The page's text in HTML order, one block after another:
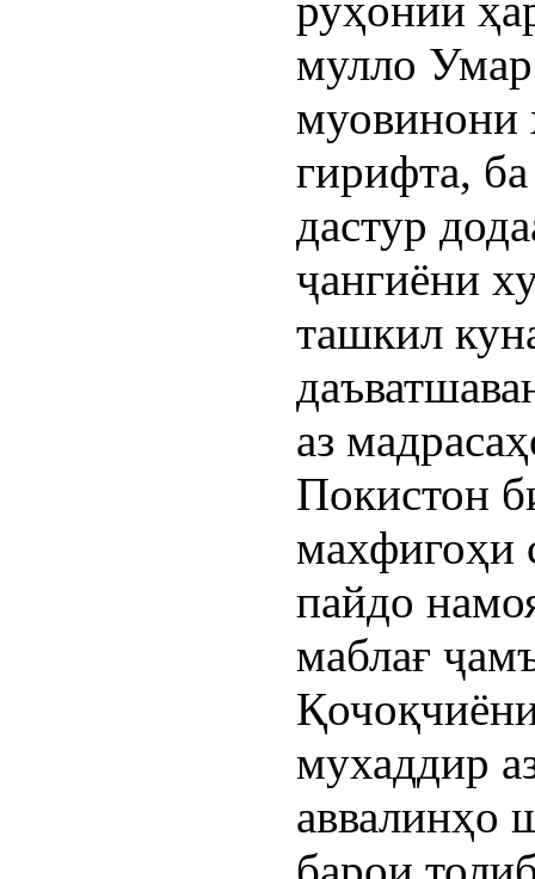
мулло
муовинони
гирифта,
дастур
ҷангиёни
ташкил
аз
Покистон
махфигоҳи
пайдо
маблағ
мухаддир
аввалинҳо